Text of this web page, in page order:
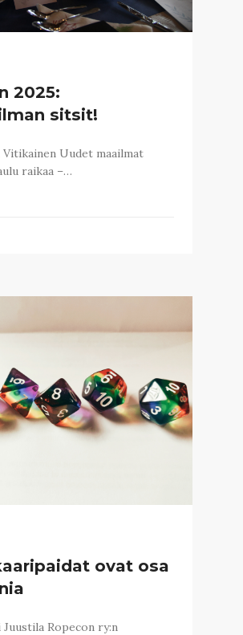
2025:
sitsit!
Vitikainen Uudet maailmat
raikaa –…
ovat osa
Ropecon ry:n